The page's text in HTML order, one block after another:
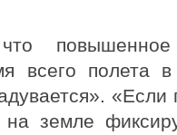
всего полета
земле